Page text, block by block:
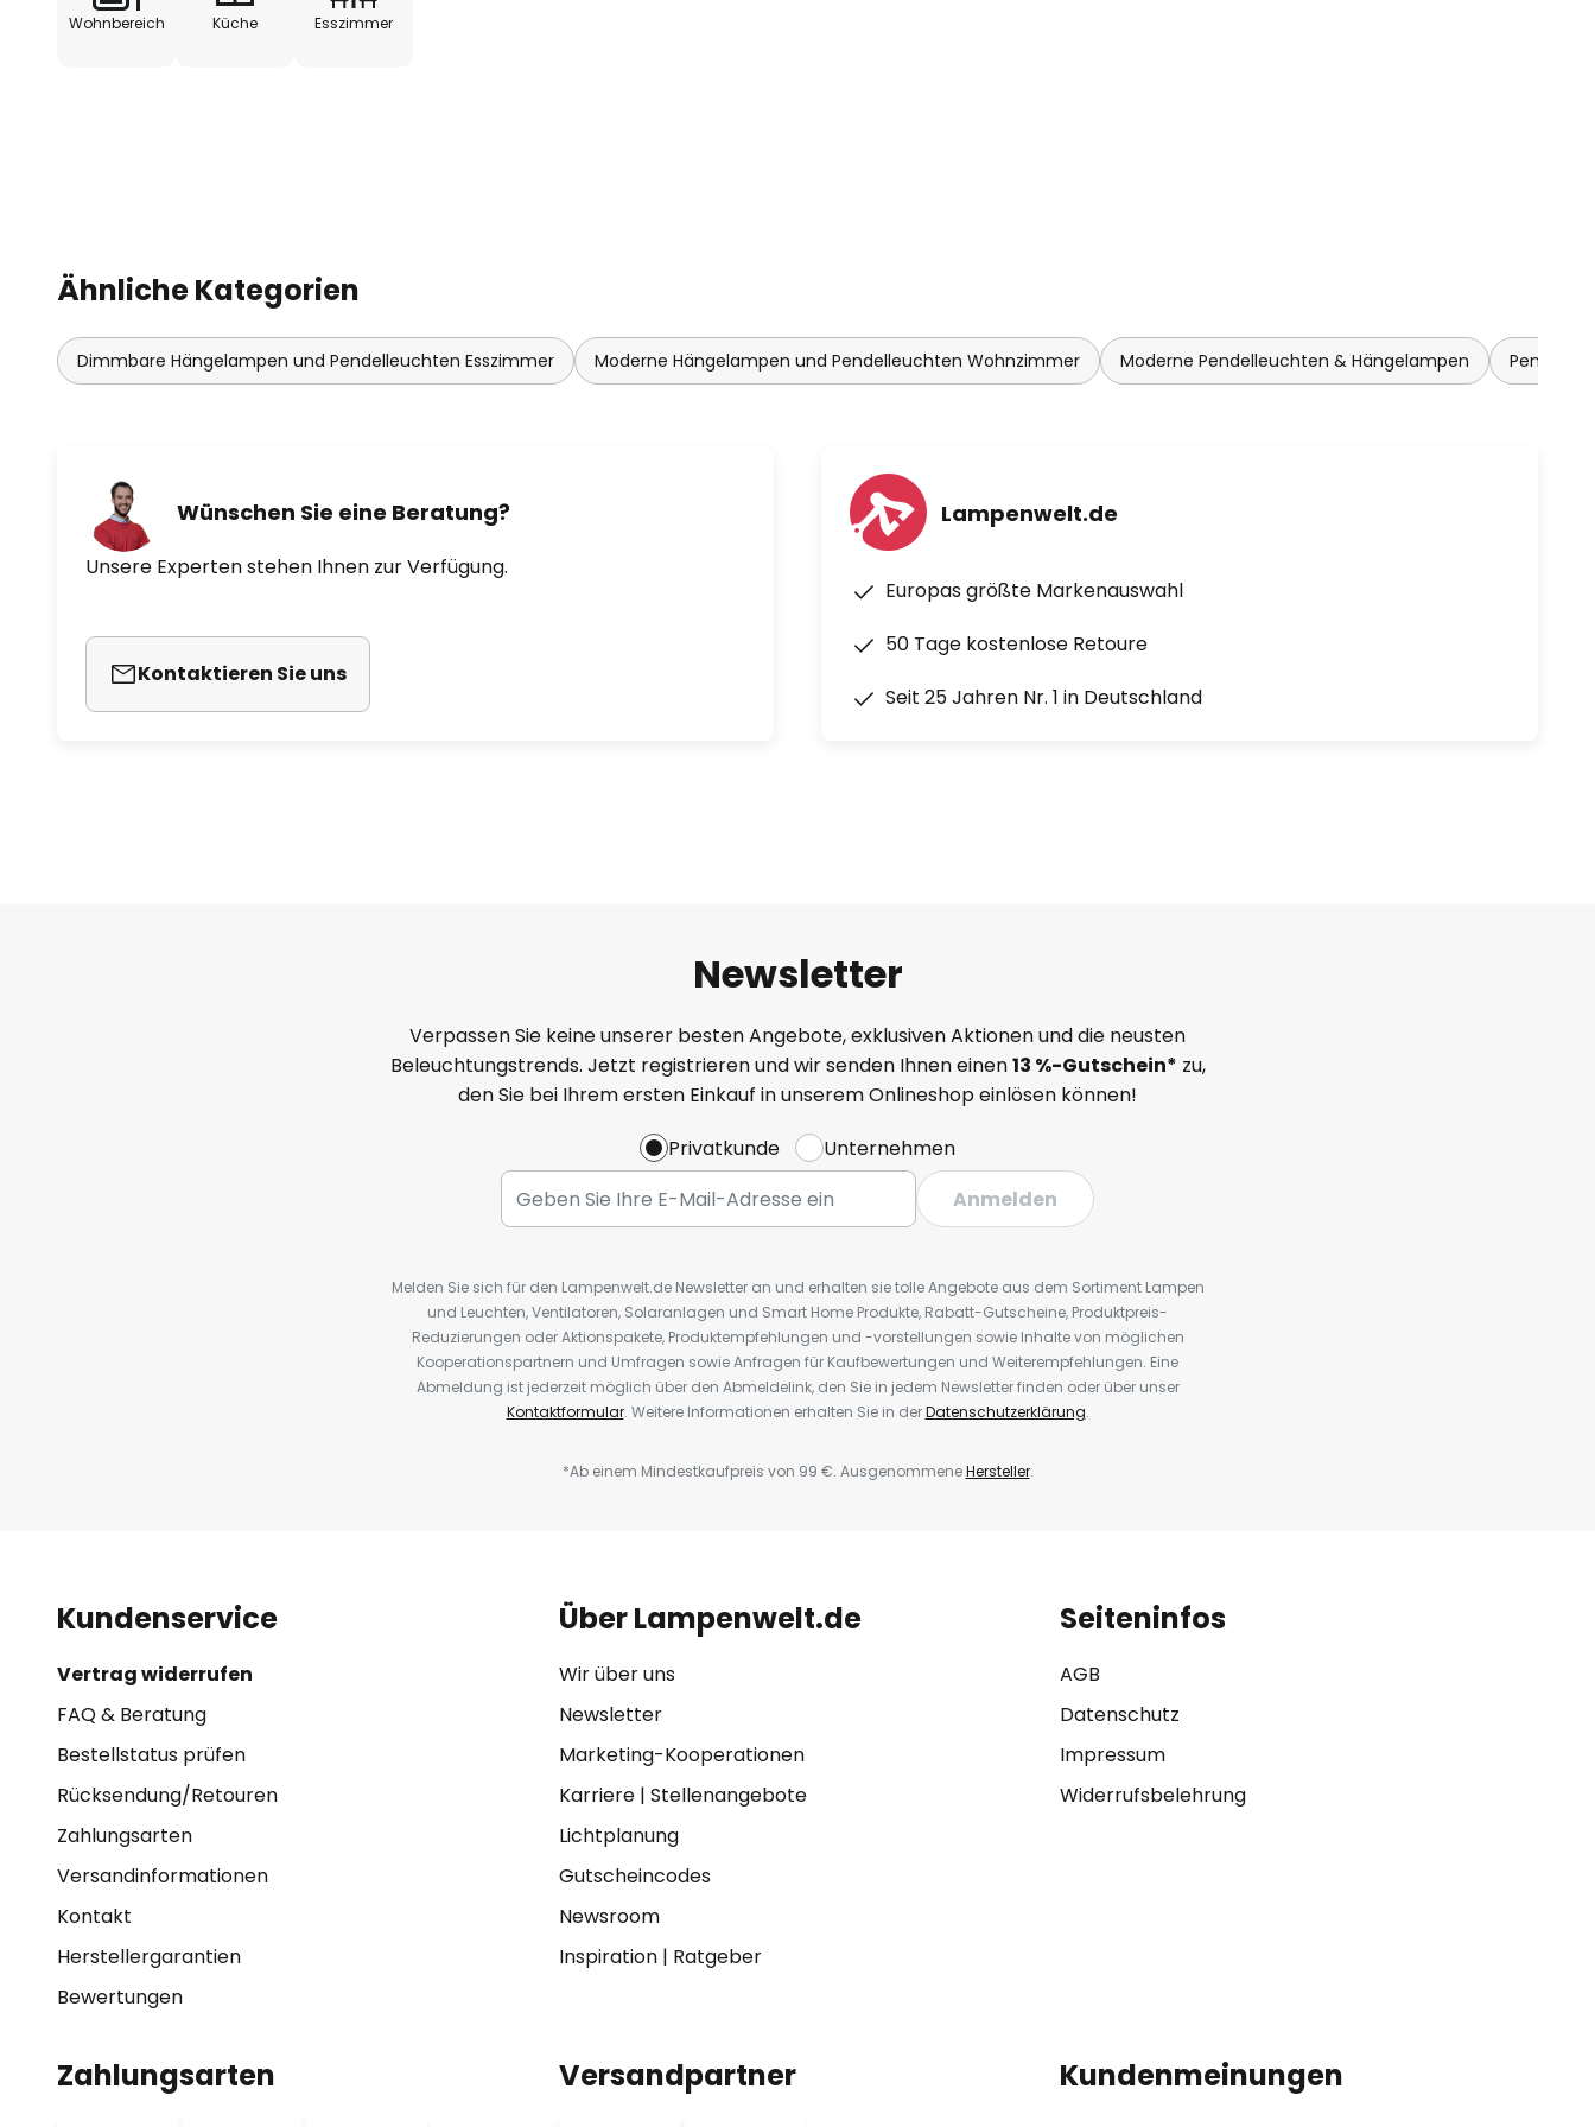
Wohnbereich Küche Esszimmer
Ähnliche Kategorien
Dimmbare Hängelampen und Pendelleuchten Esszimmer Moderne Hängelampen und Pendelleuchten Wohnzimmer Moderne Pendelleuchten & Hängelampen
Wünschen Sie eine Beratung?
Unsere Experten stehen Ihnen zur Verfügung.
Kontaktieren Sie uns
Lampenwelt.de
Europas größte Markenauswahl
50 Tage kostenlose Retoure
Seit 25 Jahren Nr. 1 in Deutschland
Newsletter
Verpassen Sie keine unserer besten Angebote, exklusiven Aktionen und die neusten
Beleuchtungstrends. Jetzt registrieren und wir senden Ihnen einen13 %-Gutschein* zu,
den Sie bei Ihrem ersten Einkauf in unserem Onlineshop einlösen können!
Privatkunde
Unternehmen
Anmelden
Melden Sie sich für den Lampenwelt.de Newsletter an und erhalten sie tolle Angebote aus dem Sortiment Lampen
und Leuchten, Ventilatoren, Solaranlagen und Smart Home Produkte, Rabatt-Gutscheine, Produktpreis-
Reduzierungen oder Aktionspakete, Produktempfehlungen und -vorstellungen sowie Inhalte von möglichen
Kooperationspartnern und Umfragen sowie Anfragen für Kaufbewertungen und Weiterempfehlungen. Eine
Abmeldung ist jederzeit möglich über den Abmeldelink, den Sie in jedem Newsletter finden oder über unser
Kontaktformular. Weitere Informationen erhalten Sie in derDatenschutzerklärung.
*Ab einem Mindestkaufpreis von 99 €. AusgenommeneHersteller.
Kundenservice
Vertrag widerrufen
FAQ & Beratung
Bestellstatus prüfen
Rücksendung/Retouren
Zahlungsarten
Versandinformationen
Kontakt
Herstellergarantien
Bewertungen
Über Lampenwelt.de
Wir über uns
Newsletter
Marketing-Kooperationen
Karriere| Stellenangebote
Lichtplanung
Gutscheincodes
Newsroom
Inspiration| Ratgeber
Seiteninfos
AGB
Datenschutz
Impressum
Widerrufsbelehrung
Zahlungsarten Versandpartner Kundenmeinungen